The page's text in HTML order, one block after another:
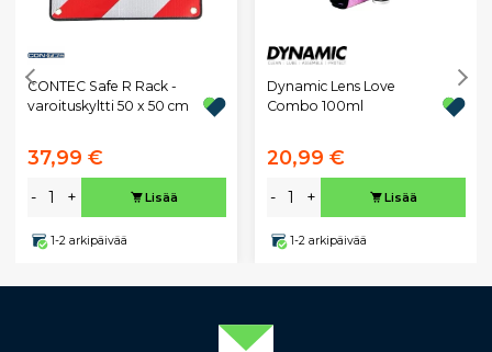
CONTEC Safe R Rack -
varoituskyltti 50 x 50 cm
37,99 €
- + Lisää
1-2 arkipäivää
Dynamic Lens Love
Combo 100ml
20,99 €
- + Lisää
1-2 arkipäivää